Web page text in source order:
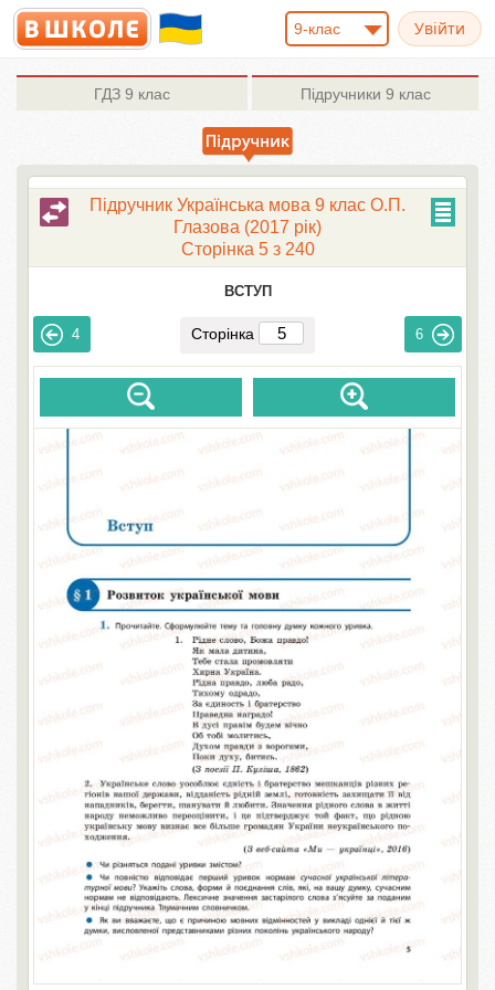
9-клас
ГДЗ 9 клас Підручники 9 клас
Підручник Українська мова 9 клас О.П.
Глазова (2017 рік)
Сторінка 5 з 240
ВСТУП
4 Сторінка 6